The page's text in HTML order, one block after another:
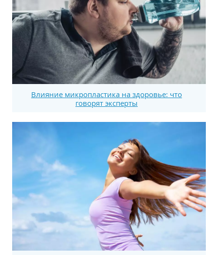
Влияние микропластика на здоровье: что
говорят эксперты